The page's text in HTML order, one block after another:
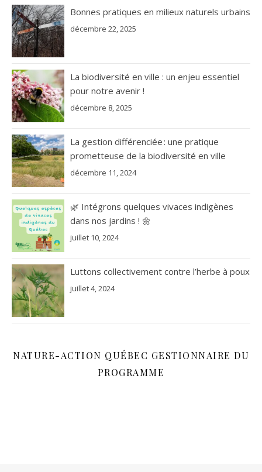
Bonnes pratiques en milieux naturels urbains
décembre 22, 2025
La biodiversité en ville : un enjeu essentiel
pour notre avenir !
décembre 8, 2025
La gestion différenciée : une pratique
prometteuse de la biodiversité en ville
décembre 11, 2024
🌿 Intégrons quelques vivaces indigènes
dans nos jardins ! 🌼
juillet 10, 2024
Luttons collectivement contre l’herbe à poux
juillet 4, 2024
NATURE-ACTION QUÉBEC GESTIONNAIRE DU
PROGRAMME